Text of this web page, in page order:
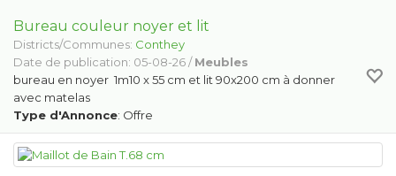
Bureau couleur noyer et lit
Districts/Communes: Conthey
Date de publication: 05-08-26 /Meubles
bureau en noyer 1m10 x 55 cm et lit 90x200 cm à donner
avec matelas
Type d'Annonce: Offre